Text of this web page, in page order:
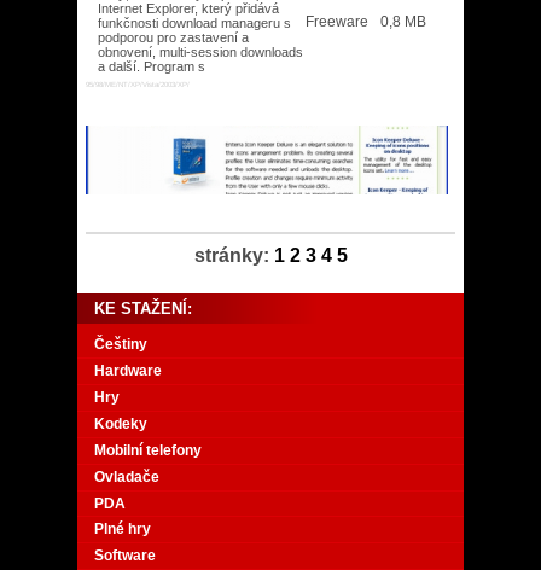
Internet Explorer, který přidává
funkčnosti download manageru s
podporou pro zastavení a
obnovení, multi-session downloads
a další. Program s
95/98/ME/NT/XP/Vista/2003/XP/
Freeware 0,8 MB
stránky: 1 2 3 4 5
KE STAŽENÍ:
Češtiny
Hardware
Hry
Kodeky
Mobilní telefony
Ovladače
PDA
Plné hry
Software